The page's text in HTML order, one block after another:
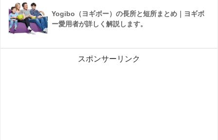
Yogibo（ヨギボー）の長所と短所まとめ｜ヨギボ
ー愛用者が詳しく解説します。
スポンサーリンク